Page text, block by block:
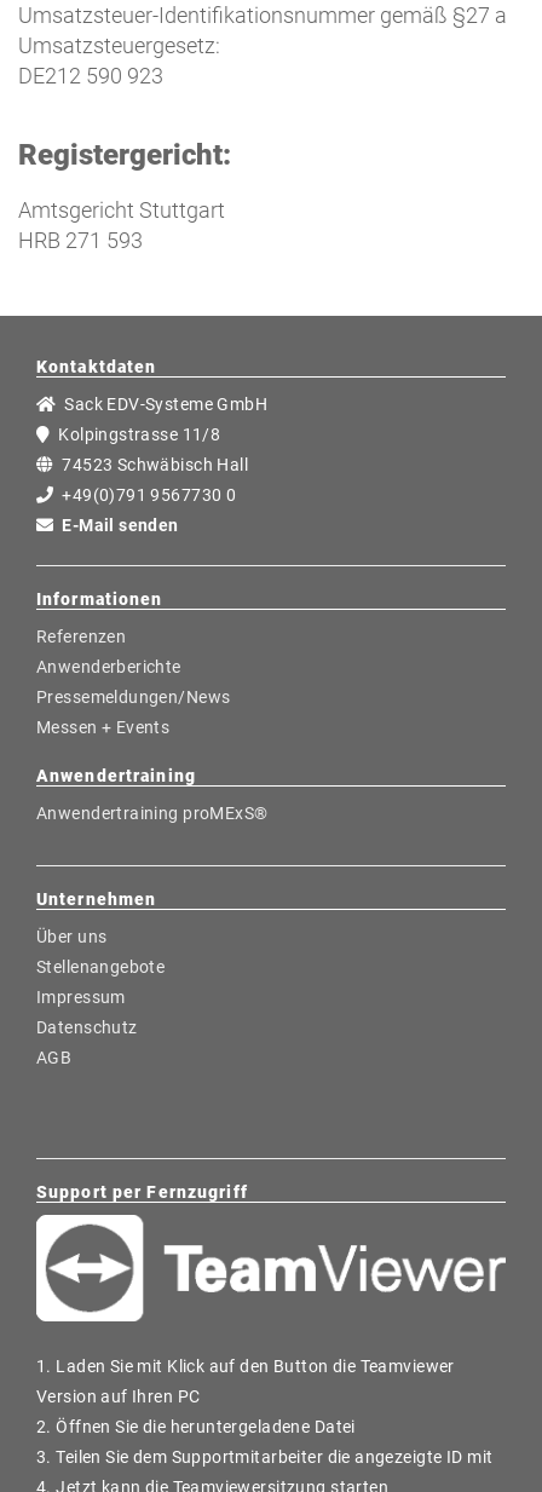
Umsatzsteuer-Identifikationsnummer gemäß §27 a
Umsatzsteuergesetz:
DE212 590 923
Registergericht:
Amtsgericht Stuttgart
HRB 271 593
Kontaktdaten
Sack EDV-Systeme GmbH
Kolpingstrasse 11/8
74523 Schwäbisch Hall
+49(0)791 9567730 0
E-Mail senden
Informationen
Referenzen
Anwenderberichte
Pressemeldungen/News
Messen + Events
Anwendertraining
Anwendertraining proMExS®
Unternehmen
Über uns
Stellenangebote
Impressum
Datenschutz
AGB
Support per Fernzugriff
1. Laden Sie mit Klick auf den Button die Teamviewer
Version auf Ihren PC
2. Öffnen Sie die heruntergeladene Datei
3. Teilen Sie dem Supportmitarbeiter die angezeigte ID mit
4. Jetzt kann die Teamviewersitzung starten